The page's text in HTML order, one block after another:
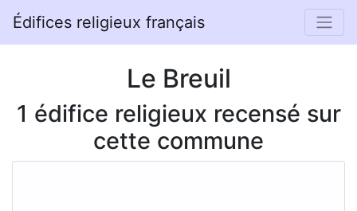
Édifices religieux français
Le Breuil
1 édifice religieux recensé sur
cette commune